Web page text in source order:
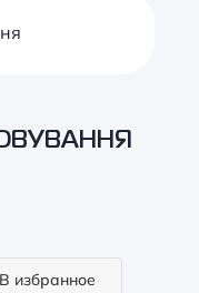
В избранное